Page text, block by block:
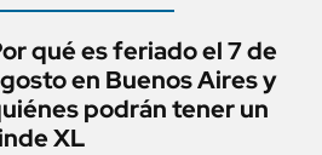
qué es feriado el 7 de
en Buenos Aires y
podrán tener un
XL